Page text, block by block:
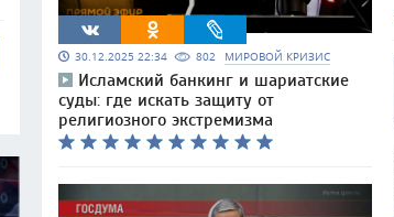
30.12.2025 22:34 802 МИРОВОЙ КРИЗИС
Исламский банкинг и шариатские
суды: где искать защиту от
религиозного экстремизма